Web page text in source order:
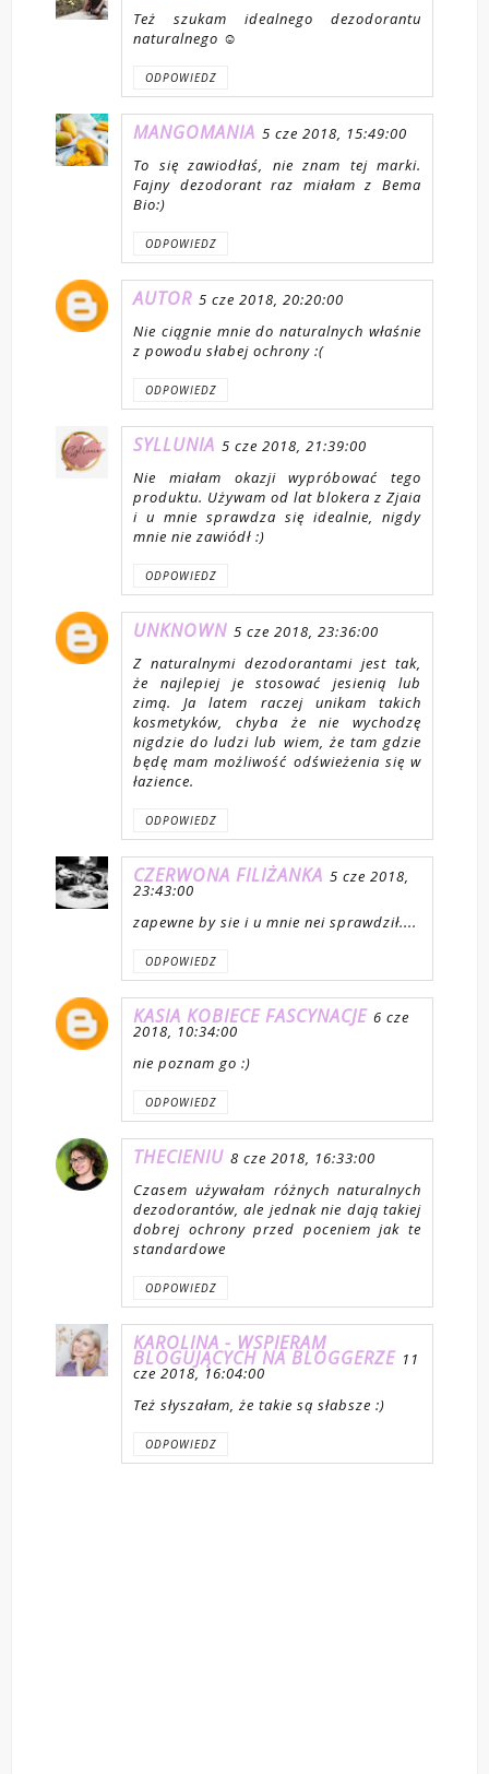
Też szukam idealnego dezodorantu
naturalnego ☺
ODPOWIEDZ
MANGOMANIA 5 cze 2018, 15:49:00
To się zawiodłaś, nie znam tej marki.
Fajny dezodorant raz miałam z Bema
Bio:)
ODPOWIEDZ
AUTOR 5 cze 2018, 20:20:00
Nie ciągnie mnie do naturalnych właśnie
z powodu słabej ochrony :(
ODPOWIEDZ
SYLLUNIA 5 cze 2018, 21:39:00
Nie miałam okazji wypróbować tego
produktu. Używam od lat blokera z Zjaia
i u mnie sprawdza się idealnie, nigdy
mnie nie zawiódł :)
ODPOWIEDZ
UNKNOWN 5 cze 2018, 23:36:00
Z naturalnymi dezodorantami jest tak,
że najlepiej je stosować jesienią lub
zimą. Ja latem raczej unikam takich
kosmetyków, chyba że nie wychodzę
nigdzie do ludzi lub wiem, że tam gdzie
będę mam możliwość odświeżenia się w
łazience.
ODPOWIEDZ
CZERWONA FILIŻANKA 5 cze 2018,
23:43:00
zapewne by sie i u mnie nei sprawdził....
ODPOWIEDZ
KASIA KOBIECE FASCYNACJE 6 cze
2018, 10:34:00
nie poznam go :)
ODPOWIEDZ
THECIENIU 8 cze 2018, 16:33:00
Czasem używałam różnych naturalnych
dezodorantów, ale jednak nie dają takiej
dobrej ochrony przed poceniem jak te
standardowe
ODPOWIEDZ
KAROLINA - WSPIERAM
BLOGUJĄCYCH NA BLOGGERZE 11
cze 2018, 16:04:00
Też słyszałam, że takie są słabsze :)
ODPOWIEDZ